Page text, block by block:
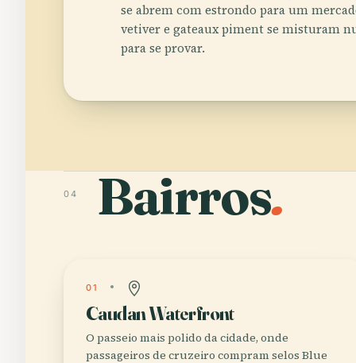
se abrem com estrondo para um
vetiver e gateaux piment se misturam
para se provar.
04 Bairros.
01
Caudan Waterfront
O passeio mais polido da cidade, onde
passageiros de cruzeiro compram selos Blue